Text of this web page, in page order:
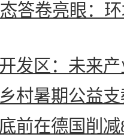
答卷亮眼：
发区：未来
村暑期公益
前在德国削